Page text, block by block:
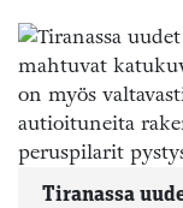
Tiranassa